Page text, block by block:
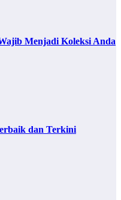
Menjadi Koleksi Anda
dan Terkini